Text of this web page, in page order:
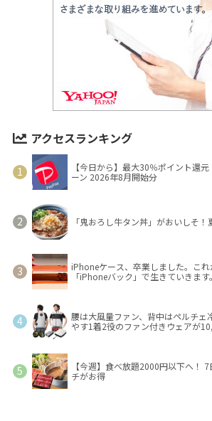
アクセスランキング
【今日から】最大30％ポイント還
ーン 2026年8月開始分
「鬼おろし牛タン丼」がおいしそ
iPhoneケース、卒業しました。こ
「iPhoneバック」で生きていきます。
腰は大風量ファン、背中はペルチェ
やす1着2役のファン付きウェアが
【今週】食べ放題2000円以下へ！
チがお得